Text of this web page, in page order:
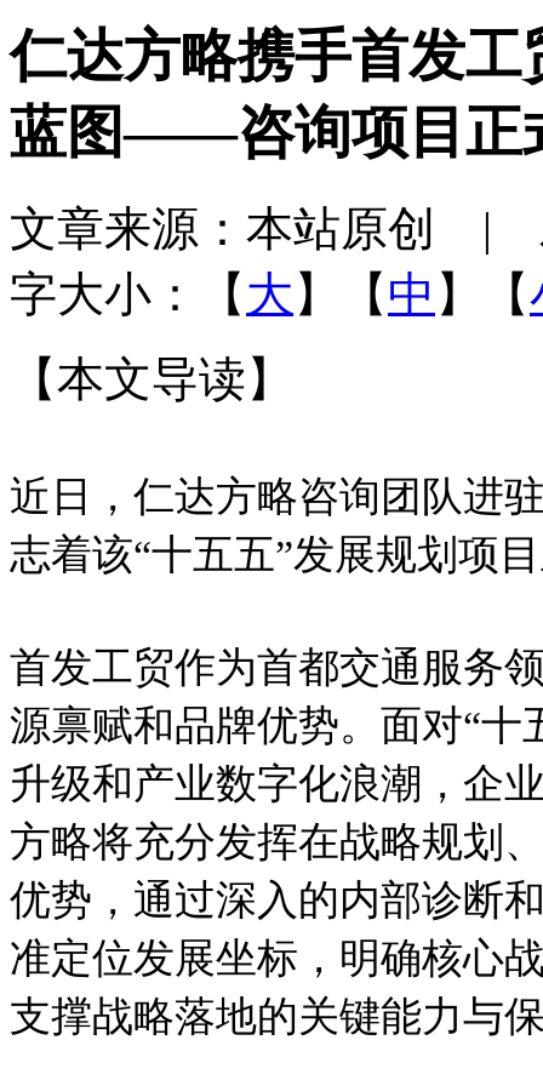
仁达方略携手首发
蓝图——咨询项目正
文章来源：本站原创 |
字大小：【 大 】【 中 】【
【本文导读】
近日，仁达方略咨询团队进
志着该“十五五”发展规划项
首发工贸作为首都交通服务
源禀赋和品牌优势。面对“
升级和产业数字化浪潮，企
方略将充分发挥在战略规划
优势，通过深入的内部诊断
准定位发展坐标，明确核心
支撑战略落地的关键能力与